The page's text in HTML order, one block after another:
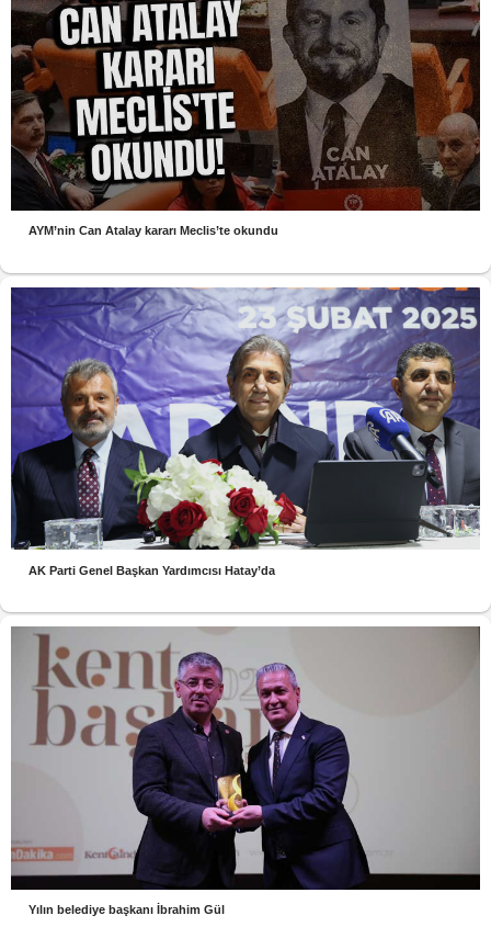
AYM’nin Can Atalay kararı Meclis’te okundu
AK Parti Genel Başkan Yardımcısı Hatay’da
Yılın belediye başkanı İbrahim Gül